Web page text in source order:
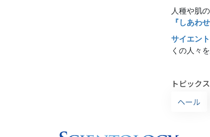
人種や肌
『しあわ
サイエン
くの人々
トピックス
ヘール